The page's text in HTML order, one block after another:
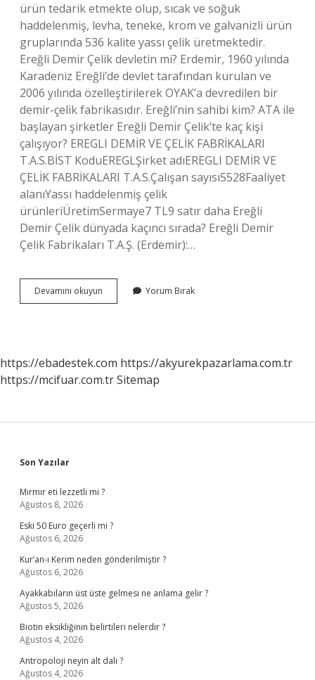
ürün tedarik etmekte olup, sıcak ve soğuk
haddelenmiş, levha, teneke, krom ve galvanizli ürün
gruplarında 536 kalite yassı çelik üretmektedir.
Ereğli Demir Çelik devletin mi? Erdemir, 1960 yılında
Karadeniz Ereğli’de devlet tarafından kurulan ve
2006 yılında özelleştirilerek OYAK’a devredilen bir
demir-çelik fabrikasıdır. Ereğli’nin sahibi kim? ATA ile
başlayan şirketler Ereğli Demir Çelik’te kaç kişi
çalışıyor? EREGLI DEMİR VE ÇELİK FABRİKALARI
T.A.S.BİST KoduEREGLŞirket adıEREGLI DEMİR VE
ÇELİK FABRİKALARI T.A.S.Çalışan sayısı5528Faaliyet
alanıYassı haddelenmiş çelik
ürünleriÜretimSermaye7 TL9 satır daha Ereğli
Demir Çelik dünyada kaçıncı sırada? Ereğli Demir
Çelik Fabrikaları T.A.Ş. (Erdemir):…
Devamını okuyun
Demir
Yapar
Yorum Bırak
https://ebadestek.com https://akyurekpazarlama.com.tr
https://mcifuar.com.trSitemap
Sidebar
Son Yazılar
Mırmır eti lezzetli mi ?
Ağustos 8, 2026
Eski 50 Euro geçerli mi ?
Ağustos 6, 2026
Kur’an-ı Kerim neden gönderilmiştir ?
Ağustos 6, 2026
Ayakkabıların üst üste gelmesi ne anlama gelir ?
Ağustos 5, 2026
Biotin eksikliğinin belirtileri nelerdir ?
Ağustos 4, 2026
Antropoloji neyin alt dalı ?
Ağustos 4, 2026